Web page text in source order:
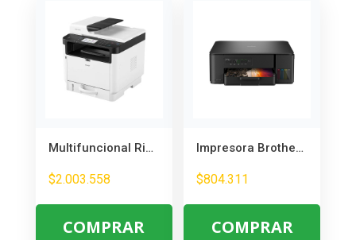
Multifuncional Ricoh M 320F Laser Mono + Tóner Inicial – Ideal para Oficina
$2.003.558
COMPRAR
Impresora Brother DCPT430W Multifuncional con Tanque de Tinta – Ideal para Hogar y Oficina
$804.311
COMPRAR